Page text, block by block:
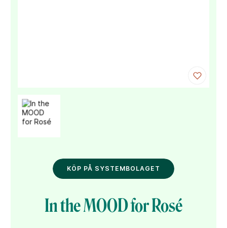
In the MOOD for Rosé
KÖP PÅ SYSTEMBOLAGET